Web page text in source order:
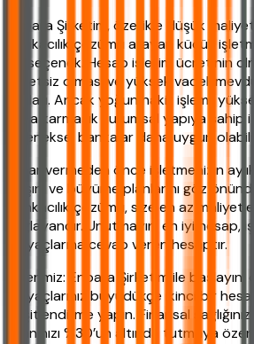
Enpara Şirketim, özellikle düşük
bankacılık çözümü arayan küçük
bir seçenek. Hesap işletim ücretinin
ücretsiz olması ve yüksek vadeli
artıları. Ancak yoğun nakit işlemi,
veya karmaşık kurumsal yapıya sahip
geleneksel bankalar daha uygun
Karar vermeden önce işletmenizin
akışını ve büyüme planlarını göz
bankacılık çözümü, size en az
sağlayandır. Unutmayın, en iyi hesap,
ihtiyaçlarına cevap veren hesaptır.
Önerimiz: Enpara Şirketim ile başlayın,
ihtiyaçlarınız büyüdükçe ikinci bir
çeşitlendirme yapın. Finansal
oranınızı %30’un altında tutmaya